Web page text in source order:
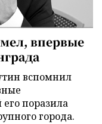
впервые
вспомнил
его поразила
города.